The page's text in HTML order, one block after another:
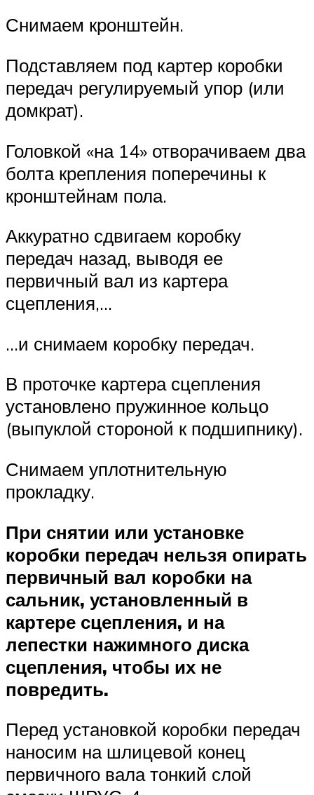
Снимаем кронштейн.
Подставляем под картер коробки
передач регулируемый упор (или
домкрат).
Головкой «на 14» отворачиваем два
болта крепления поперечины к
кронштейнам пола.
Аккуратно сдвигаем коробку
передач назад, выводя ее
первичный вал из картера
сцепления,…
…и снимаем коробку передач.
В проточке картера сцепления
установлено пружинное кольцо
(выпуклой стороной к подшипнику).
Снимаем уплотнительную
прокладку.
При снятии или установке
коробки передач нельзя опирать
первичный вал коробки на
сальник, установленный в
картере сцепления, и на
лепестки нажимного диска
сцепления, чтобы их не
повредить.
Перед установкой коробки передач
наносим на шлицевой конец
первичного вала тонкий слой